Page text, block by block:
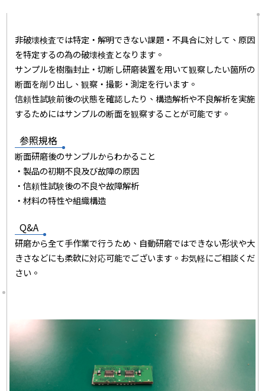
非破壊検査では特定・解明できない課題・不具合に対して、原因
を特定するの為の破壊検査となります。
サンプルを樹脂封止・切断し研磨装置を用いて観察したい箇所の
断面を削り出し、観察・撮影・測定を行います。
信頼性試験前後の状態を確認したり、構造解析や不良解析を実施
するためにはサンプルの断面を観察することが可能です。
参照規格
断面研磨後のサンプルからわかること
・製品の初期不良及び故障の原因
・信頼性試験後の不良や故障解析
・材料の特性や組織構造
Q&A
研磨から全て手作業で行うため、自動研磨ではできない形状や大
きさなどにも柔軟に対応可能でございます。お気軽にご相談くだ
さい。